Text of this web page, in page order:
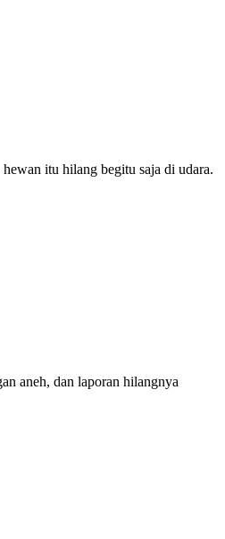
itu hilang begitu saja di udara.
aneh, dan laporan hilangnya